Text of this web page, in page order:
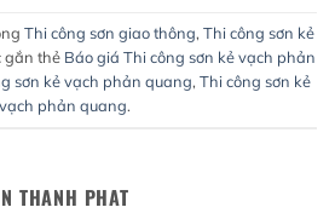
Thi công sơn giao thông, Thi công sơn kẻ
gắn thẻ Báo giá Thi công sơn kẻ vạch phản
sơn kẻ vạch phản quang, Thi công sơn kẻ
vạch phản quang.
THANH PHAT